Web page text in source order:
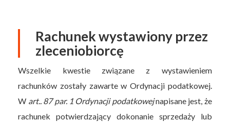
Rachunek wystawiony przez
zleceniobiorcę
Wszelkie kwestie związane z wystawieniem
rachunków zostały zawarte w Ordynacji podatkowej.
W art.. 87 par. 1 Ordynacji podatkowejnapisane jest, że
rachunek potwierdzający dokonanie sprzedaży lub